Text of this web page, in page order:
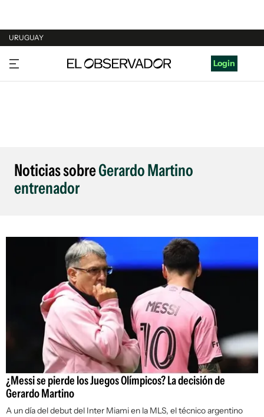
URUGUAY
URUGUAY
ARGENTINA
Login
Noticias sobreGerardo Martino
entrenador
¿Messi se pierde los Juegos Olímpicos? La decisión de
Gerardo Martino
A un día del debut del Inter Miami en la MLS, el técnico argentino